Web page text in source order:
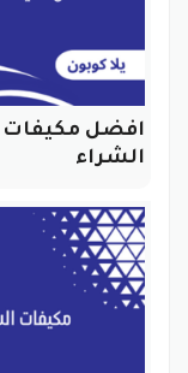
افضل مكيفات
الشراء